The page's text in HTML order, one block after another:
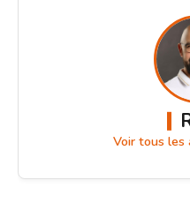
Voir tous les